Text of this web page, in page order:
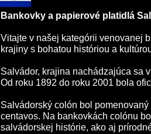
Bankovky a papierové platidlá
Vitajte v našej kategórii venovanej
krajiny s bohatou históriou a
Salvádor, krajina nachádzajúca sa
Od roku 1892 do roku 2001 bola
Salvádorský colón bol
centavos. Na bankovkách colónu
salvádorskej histórie, ako aj